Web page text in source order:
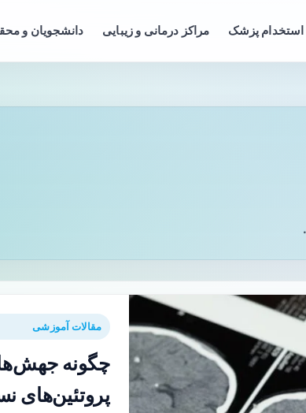
استخدام پزشک مراکز درمانی و زیبایی دانشجویان و
مقالات آموزشی
چگونه
پروتئین‌های